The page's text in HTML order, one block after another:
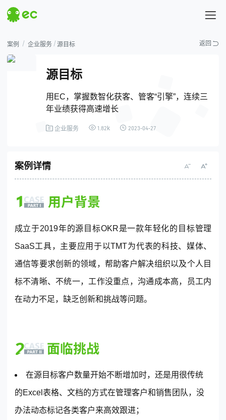
热门搜索 # 汇营销 # 易企查
案例 企业服务 源目标 返回
源目标
用EC，掌握数智化获客、管客“引擎”，连续三
年业绩获得高速增长
企业服务 1.82k 2023-04-27
案例详情
成立于2019年的源目标OKR是一款年轻化的目标管理
SaaS工具，主要应用于以TMT为代表的科技、媒体、
通信等要求创新的领域，帮助客户解决组织以及个人目
标不清晰、不统一，工作没重点，沟通成本高，员工内
在动力不足，缺乏创新和挑战等问题。
在源目标客户数量开始不断增加时，还是用很传统
的Excel表格、文档的方式在管理客户和销售团队，没
办法动态标记各类客户来高效跟进；